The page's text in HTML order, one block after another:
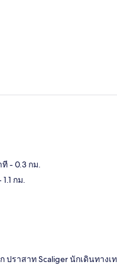
ที- 0.3 กม.
1.1 กม.
ปราสาท Scaliger นักเดินทาง